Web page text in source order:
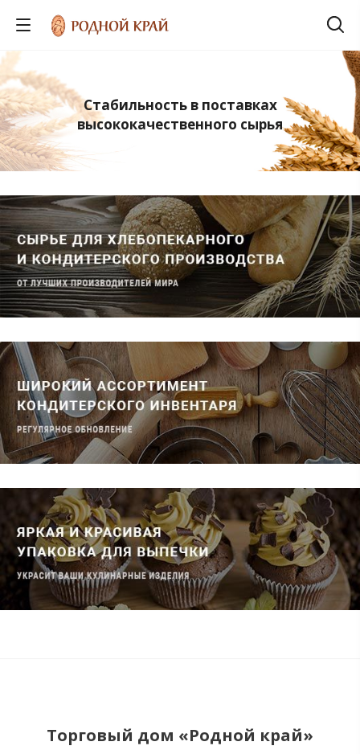
Стабильность в поставках
высококачественного сырья
Торговый дом «Родной край»